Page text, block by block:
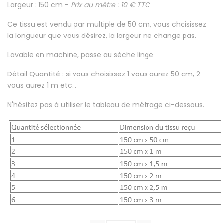
Largeur : 150 cm - Prix au mètre : 10 € TTC
Ce tissu est vendu par multiple de 50 cm, vous choisissez
la longueur que vous désirez, la largeur ne change pas.
Lavable en machine, passe au sèche linge
Détail Quantité : si vous choisissez 1 vous aurez 50 cm, 2
vous aurez 1 m etc...
N'hésitez pas à utiliser le tableau de métrage ci-dessous.